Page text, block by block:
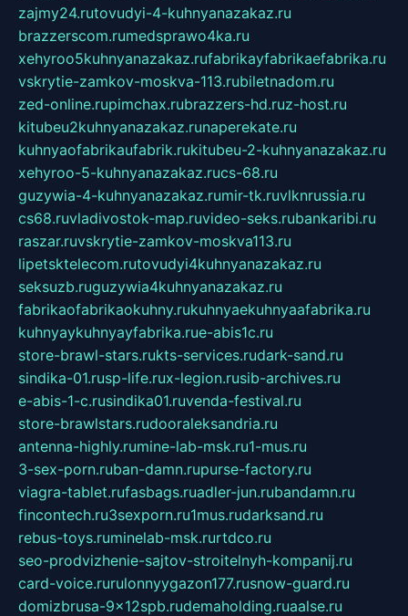
zajmy24.rutovudyi-4-kuhnyanazakaz.ru
brazzerscom.rumedsprawo4ka.ru
xehyroo5kuhnyanazakaz.rufabrikayfabrikaefabrika.ru
vskrytie-zamkov-moskva-113.rubiletnadom.ru
zed-online.rupimchax.rubrazzers-hd.ruz-host.ru
kitubeu2kuhnyanazakaz.runaperekate.ru
kuhnyaofabrikaufabrik.rukitubeu-2-kuhnyanazakaz.ru
xehyroo-5-kuhnyanazakaz.rucs-68.ru
guzywia-4-kuhnyanazakaz.rumir-tk.ruvlknrussia.ru
cs68.ruvladivostok-map.ruvideo-seks.rubankaribi.ru
raszar.ruvskrytie-zamkov-moskva113.ru
lipetsktelecom.rutovudyi4kuhnyanazakaz.ru
seksuzb.ruguzywia4kuhnyanazakaz.ru
fabrikaofabrikaokuhny.rukuhnyaekuhnyaafabrika.ru
kuhnyaykuhnyayfabrika.rue-abis1c.ru
store-brawl-stars.rukts-services.rudark-sand.ru
sindika-01.rusp-life.rux-legion.rusib-archives.ru
e-abis-1-c.rusindika01.ruvenda-festival.ru
store-brawlstars.rudooraleksandria.ru
antenna-highly.rumine-lab-msk.ru1-mus.ru
3-sex-porn.ruban-damn.rupurse-factory.ru
viagra-tablet.rufasbags.ruadler-jun.rubandamn.ru
fincontech.ru3sexporn.ru1mus.rudarksand.ru
rebus-toys.ruminelab-msk.rurtdco.ru
seo-prodvizhenie-sajtov-stroitelnyh-kompanij.ru
card-voice.rurulonnyygazon177.rusnow-guard.ru
domizbrusa-9x12spb.rudemaholding.ruaalse.ru